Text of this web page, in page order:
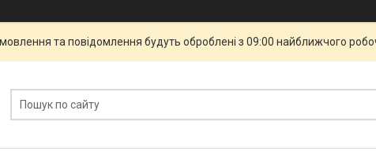
та повідомлення будуть оброблені з 09:00 найближчого